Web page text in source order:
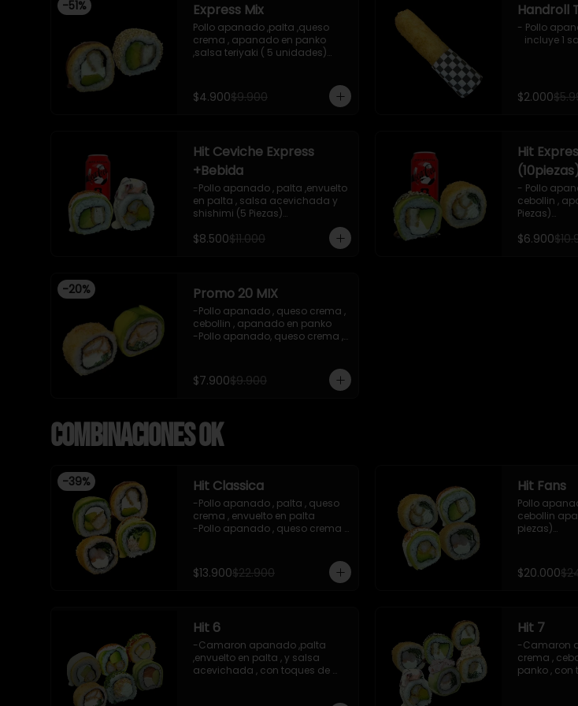
-incluye 2 salsas de soya , 1
salsa teriyaki , 1wasabi , 1
gengibre , 3 palitos .
-Imagen referencial .
-51% Express Mix
Pollo apanado ,palta ,queso
crema , apanado en panko
,salsa teriyaki ( 5 unidades)
incluye 1 salsa de soya de 15 ml
$4.900$9.900
Handroll
- Pollo
incluye 1
$2.000
Hit Ceviche Express
+Bebida
-Pollo apanado , palta ,envuelto
en palta , salsa acevichada y
shishimi (5 Piezas)
,ceviche mixto , salsa
15ml
- IMAGEN REFERENCIAL
$8.500$11.000
Hit
- Pollo
cebollin ,
Piezas)
-Pollo
palta
$6.900
-20% Promo 20 MIX
-Pollo apanado , queso crema ,
cebollin , apanado en panko
-Pollo apanado, queso crema ,
-incluye 1 salsa de soya , 1
salsa teriyaki
$7.900$9.900
Combinaciones OK
-39% Hit Classica
-Pollo apanado , palta , queso
crema , envuelto en palta
-Pollo apanado , queso crema ,
-Camaron cocido ,queso
crema , cebollin , apanado en
,salsa tari , salsa teriyaki .
-incluye 2 salsas de soya , 1
salsa teriyaki , 1 gengibre , 1
wasabi , 3 palitos.
-imagen referencial
$13.900$22.900
Hit Fans
Pollo
cebollin
piezas)
panko (10
- Camaron
- Pollo
envuelto
acevichada
piezas)
$20.000
Hit 6
-Camaron apanado ,palta
,envuelto en palta , y salsa
acevichada , con toques de
Hit 7
-Camaron
crema ,
panko , con